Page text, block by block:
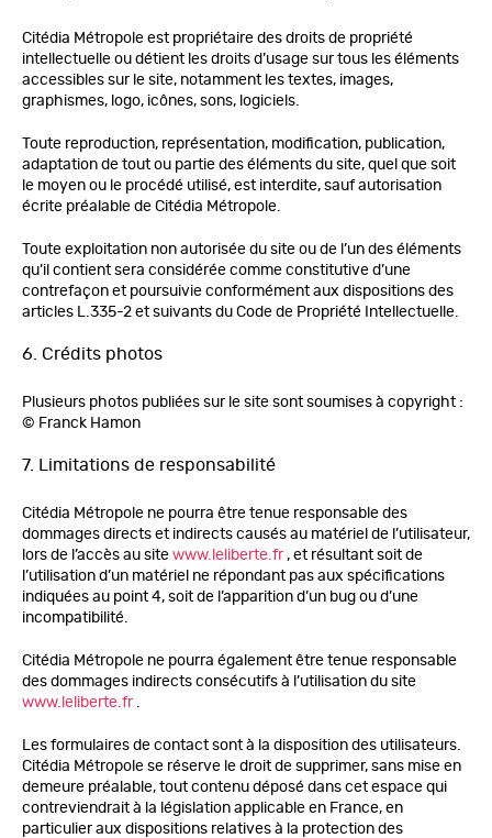
Citédia Métropole est propriétaire des droits de propriété
intellectuelle ou détient les droits d’usage sur tous les éléments
accessibles sur le site, notamment les textes, images,
graphismes, logo, icônes, sons, logiciels.
Toute reproduction, représentation, modification, publication,
adaptation de tout ou partie des éléments du site, quel que soit
le moyen ou le procédé utilisé, est interdite, sauf autorisation
écrite préalable de Citédia Métropole.
Toute exploitation non autorisée du site ou de l’un des éléments
qu’il contient sera considérée comme constitutive d’une
contrefaçon et poursuivie conformément aux dispositions des
articles L.335-2 et suivants du Code de Propriété Intellectuelle.
6. Crédits photos
Plusieurs photos publiées sur le site sont soumises à copyright :
© Franck Hamon
7. Limitations de responsabilité
Citédia Métropole ne pourra être tenue responsable des
dommages directs et indirects causés au matériel de l’utilisateur,
lors de l’accès au site www.leliberte.fr , et résultant soit de
l’utilisation d’un matériel ne répondant pas aux spécifications
indiquées au point 4, soit de l’apparition d’un bug ou d’une
incompatibilité.
Citédia Métropole ne pourra également être tenue responsable
des dommages indirects consécutifs à l’utilisation du site
www.leliberte.fr .
Les formulaires de contact sont à la disposition des utilisateurs.
Citédia Métropole se réserve le droit de supprimer, sans mise en
demeure préalable, tout contenu déposé dans cet espace qui
contreviendrait à la législation applicable en France, en
particulier aux dispositions relatives à la protection des